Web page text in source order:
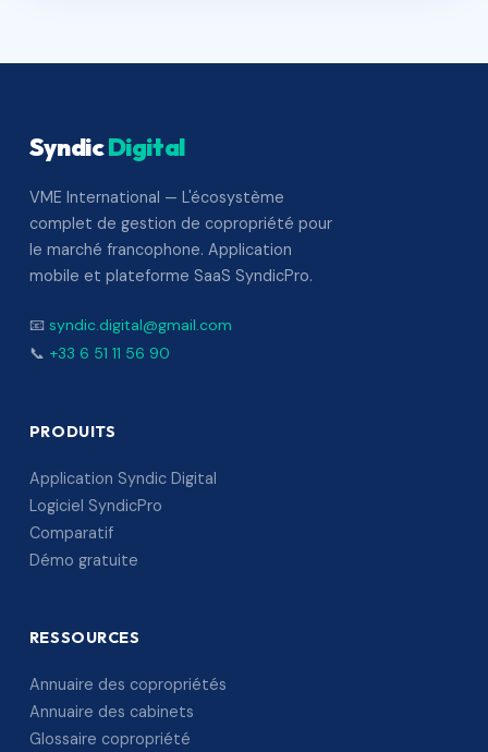
SyndicDigital
VME International — L'écosystème
complet de gestion de copropriété pour
le marché francophone. Application
mobile et plateforme SaaS SyndicPro.
📧 syndic.digital@gmail.com
📞 +33 6 51 11 56 90
PRODUITS
Application Syndic Digital
Logiciel SyndicPro
Comparatif
Démo gratuite
RESSOURCES
Annuaire des copropriétés
Annuaire des cabinets
Glossaire copropriété